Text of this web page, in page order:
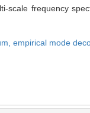
scale frequency
empirical mode